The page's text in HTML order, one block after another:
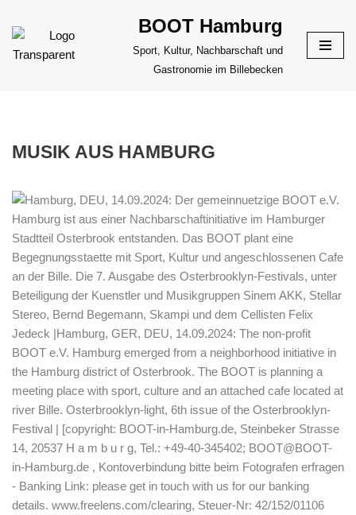
Zum
Inhalt
BOOT Hamburg
Sport, Kultur, Nachbarschaft und
Gastronomie im Billebecken
MUSIK AUS HAMBURG